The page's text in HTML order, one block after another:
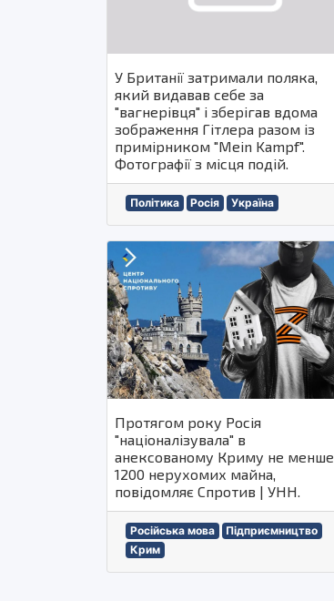
У Британії затримали поляка,
який видавав себе за
"вагнерівця" і зберігав вдома
зображення Гітлера разом із
примірником "Mein Kampf".
Фотографії з місця подій.
Політика Росія Україна
Протягом року Росія
"націоналізувала" в
анексованому Криму не менше
1200 нерухомих майна,
повідомляє Спротив | УНН.
Російська мова
Підприємництво
Крим